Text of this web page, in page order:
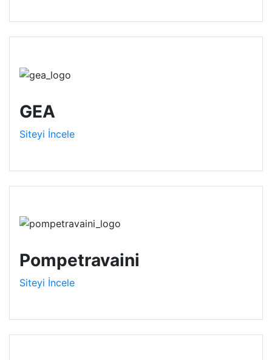
Kazanım
GEA
Siteyi İncele
Pompetravaini
Siteyi İncele